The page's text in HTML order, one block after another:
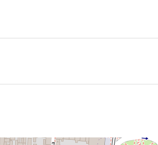
Jelačića, ili da uživate u kavi na
je neposredno ispred zgrade, što